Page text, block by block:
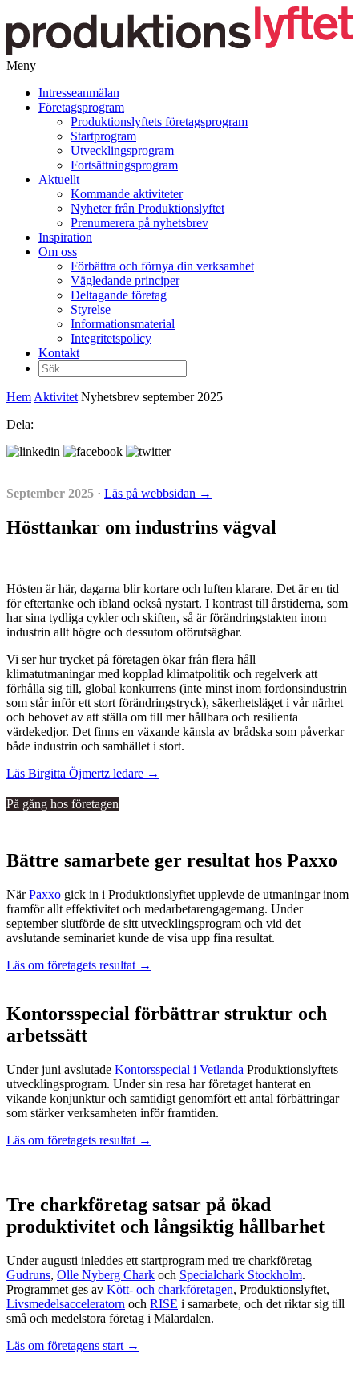
Meny
vidare
Intresseanmälan
Företagsprogram
Produktionslyftets företagsprogram
Startprogram
Utvecklingsprogram
Fortsättningsprogram
Aktuellt
Kommande aktiviteter
Nyheter från Produktionslyftet
Prenumerera på nyhetsbrev
Inspiration
Om oss
Förbättra och förnya din verksamhet
Vägledande principer
Deltagande företag
Styrelse
Informationsmaterial
Integritetspolicy
Kontakt
Sök
efter:
Hem Aktivitet Nyhetsbrev september 2025
Dela:
September 2025 · Läs på webbsidan →
Hösttankar om industrins vägval
Hösten är här, dagarna blir kortare och luften klarare. Det är en tid
för eftertanke och ibland också nystart. I kontrast till årstiderna, som
har sina tydliga cykler och skiften, så är förändringstakten inom
industrin allt högre och dessutom oförutsägbar.
Vi ser hur trycket på företagen ökar från flera håll –
klimatutmaningar med kopplad klimatpolitik och regelverk att
förhålla sig till, global konkurrens (inte minst inom fordonsindustrin
som står inför ett stort förändringstryck), säkerhetsläget i vår närhet
och behovet av att ställa om till mer hållbara och resilienta
värdekedjor. Det finns en växande känsla av brådska som påverkar
både industrin och samhället i stort.
Läs Birgitta Öjmertz ledare →
På gång hos företagen
Bättre samarbete ger resultat hos Paxxo
NärPaxxo gick in i Produktionslyftet upplevde de utmaningar inom
framför allt effektivitet och medarbetarengagemang. Under
september slutförde de sitt utvecklingsprogram och vid det
avslutande seminariet kunde de visa upp fina resultat.
Läs om företagets resultat →
Kontorsspecial förbättrar struktur och
arbetssätt
Under juni avslutade Kontorsspecial i Vetlanda Produktionslyftets
utvecklingsprogram. Under sin resa har företaget hanterat en
vikande konjunktur och samtidigt genomfört ett antal förbättringar
som stärker verksamheten inför framtiden.
Läs om företagets resultat →
Tre charkföretag satsar på ökad
produktivitet och långsiktig hållbarhet
Under augusti inleddes ett startprogram med tre charkföretag –
Gudruns, Olle Nyberg Chark och Specialchark Stockholm.
Programmet ges av Kött- och charkföretagen, Produktionslyftet,
Livsmedelsacceleratorn och RISE i samarbete, och det riktar sig till
små och medelstora företag i Mälardalen.
Läs om företagens start →